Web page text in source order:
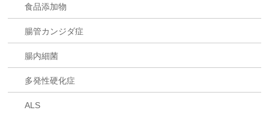
食品添加物
腸管カンジダ症
腸内細菌
多発性硬化症
ALS